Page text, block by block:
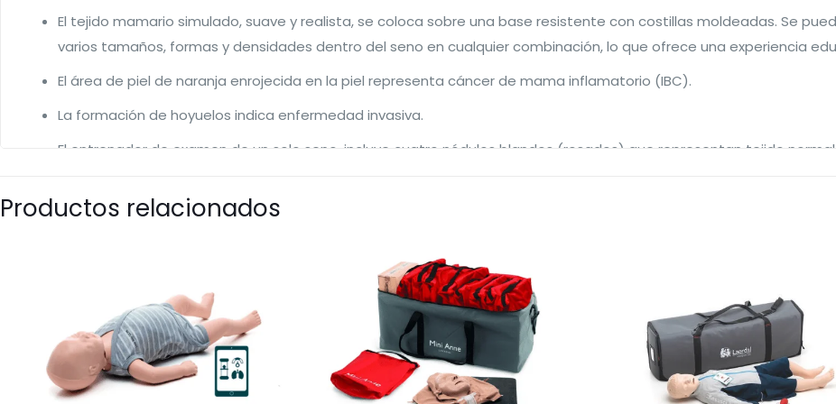
El tejido mamario simulado, suave y realista, se coloca sobre una base resistente con costillas moldeadas. Se
varios tamaños, formas y densidades dentro del seno en cualquier combinación, lo que ofrece una experiencia
El área de piel de naranja enrojecida en la piel representa cáncer de mama inflamatorio (IBC).
La formación de hoyuelos indica enfermedad invasiva.
El entrenador de examen de un solo seno, incluye cuatro nódulos blandos (rosados) que representan tejido
tumores malignos.
Productos relacionados